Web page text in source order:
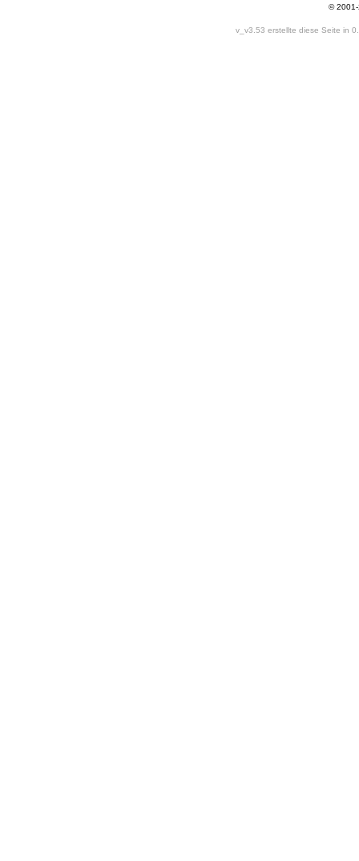
©
v_v3.53 erstellte diese Seite in